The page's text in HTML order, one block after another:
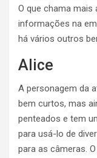
O que chama mais
informações na
há vários outros
Alice
A personagem da
bem curtos, mas
penteados e tem
para usá-lo de
para as câmeras.